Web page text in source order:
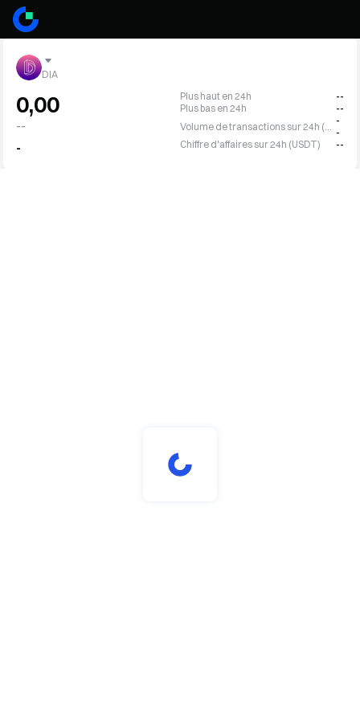
DIA
0,00
--
-
Plus haut en 24h
--
Plus bas en 24h
--
-
-
Chiffre d'affaires sur 24h (USDT)
--